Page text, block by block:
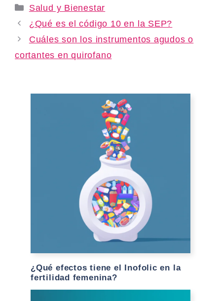
Categories
Salud y Bienestar
¿Qué es el código 10 en la SEP?
Cuáles son los instrumentos agudos o
cortantes en quirofano
¿Qué efectos tiene el Inofolic en la
fertilidad femenina?